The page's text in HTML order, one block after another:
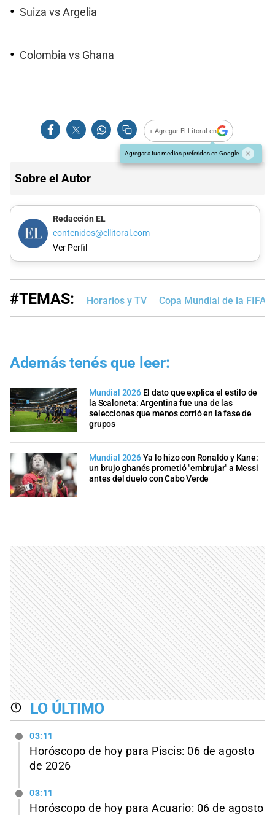
Suiza vs Argelia
Colombia vs Ghana
+ Agregar El Litoral en
Agregar a tus medios preferidos en Google
Sobre el Autor
Redacción EL
contenidos@ellitoral.com
Ver Perfil
#TEMAS: Horarios y TV Copa Mundial de la FIFA
Además tenés que leer:
Mundial 2026 El dato que explica el estilo de
la Scaloneta: Argentina fue una de las
selecciones que menos corrió en la fase de
grupos
Mundial 2026Ya lo hizo con Ronaldo y Kane:
un brujo ghanés prometió "embrujar" a Messi
antes del duelo con Cabo Verde
LO ÚLTIMO
03:11
Horóscopo de hoy para Piscis: 06 de agosto
de 2026
03:11
Horóscopo de hoy para Acuario: 06 de agosto